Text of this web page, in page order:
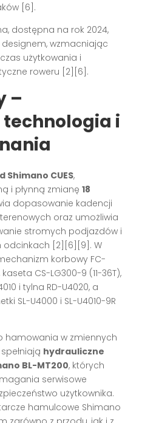
[6] .
dostępna na rok 2024,
wzmacniając
użytkowania i
roweru [2][6] .
–
technologia i
Shimano CUES,
i płynną zmianę18
dopasowanie kadencji
oraz umożliwia
stromych podjazdów i
odcinkach [2][6][9] . W
korbowy FC-
CS-LG300-9 (11-36T),
i tylna RD-U4020, a
SL-U4000 i SL-U4010-9R
hamowania w zmiennych
hydrauliczne
BL-MT200, których
serwisowe
użytkownika.
hamulcowe Shimano